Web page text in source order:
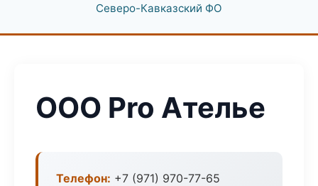
Северо-Кавказский ФО
ООО Pro Ателье
Телефон: +7 (971) 970-77-65